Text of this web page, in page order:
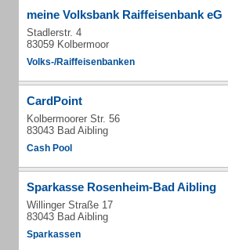
meine Volksbank Raiffeisenbank eG
Stadlerstr. 4
83059 Kolbermoor
Volks-/Raiffeisenbanken
CardPoint
Kolbermoorer Str. 56
83043 Bad Aibling
Cash Pool
Sparkasse Rosenheim-Bad Aibling
Willinger Straße 17
83043 Bad Aibling
Sparkassen